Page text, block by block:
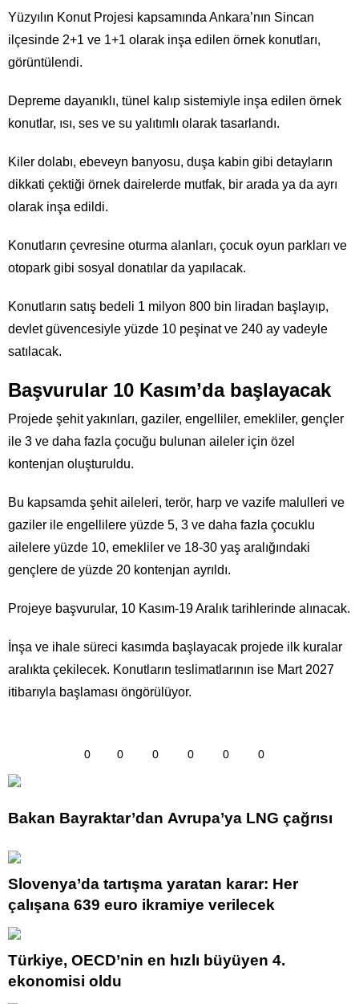
Yüzyılın Konut Projesi kapsamında Ankara’nın Sincan
ilçesinde 2+1 ve 1+1 olarak inşa edilen örnek konutları,
görüntülendi.
Depreme dayanıklı, tünel kalıp sistemiyle inşa edilen örnek
konutlar, ısı, ses ve su yalıtımlı olarak tasarlandı.
Kiler dolabı, ebeveyn banyosu, duşa kabin gibi detayların
dikkati çektiği örnek dairelerde mutfak, bir arada ya da ayrı
olarak inşa edildi.
Konutların çevresine oturma alanları, çocuk oyun parkları ve
otopark gibi sosyal donatılar da yapılacak.
Konutların satış bedeli 1 milyon 800 bin liradan başlayıp,
devlet güvencesiyle yüzde 10 peşinat ve 240 ay vadeyle
satılacak.
Başvurular 10 Kasım’da başlayacak
Projede şehit yakınları, gaziler, engelliler, emekliler, gençler
ile 3 ve daha fazla çocuğu bulunan aileler için özel
kontenjan oluşturuldu.
Bu kapsamda şehit aileleri, terör, harp ve vazife malulleri ve
gaziler ile engellilere yüzde 5, 3 ve daha fazla çocuklu
ailelere yüzde 10, emekliler ve 18-30 yaş aralığındaki
gençlere de yüzde 20 kontenjan ayrıldı.
Projeye başvurular, 10 Kasım-19 Aralık tarihlerinde alınacak.
İnşa ve ihale süreci kasımda başlayacak projede ilk kuralar
aralıkta çekilecek. Konutların teslimatlarının ise Mart 2027
itibarıyla başlaması öngörülüyor.
0 0 0 0 0 0
Bakan Bayraktar’dan Avrupa’ya LNG çağrısı
Slovenya’da tartışma yaratan karar: Her
çalışana 639 euro ikramiye verilecek
Türkiye, OECD’nin en hızlı büyüyen 4.
ekonomisi oldu